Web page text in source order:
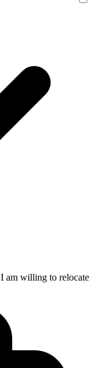
I am willing to relocate